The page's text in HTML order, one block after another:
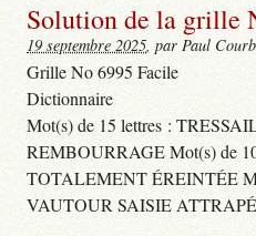
Solution de la grille
19 septembre 2025, par Paul
Grille No 6995 Facile
Dictionnaire
Mot(s) de 15 lettres :
REMBOURRAGE Mot(s) de
TOTALEMENT ÉREINTÉE
VAUTOUR SAISIE